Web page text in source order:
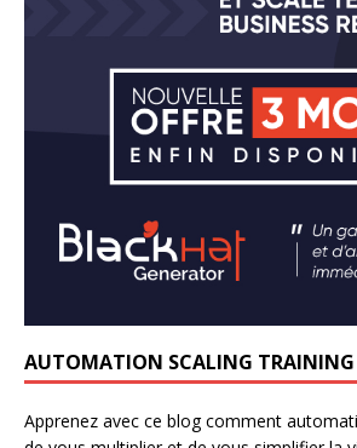
AUTOMATION SCALING TRAINING
Apprenez avec ce blog comment